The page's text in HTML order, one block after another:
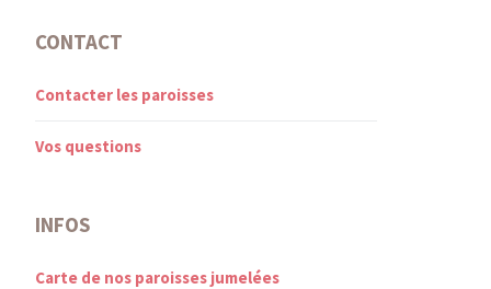
CONTACT
Contacter les paroisses
Vos questions
INFOS
Carte de nos paroisses jumelées